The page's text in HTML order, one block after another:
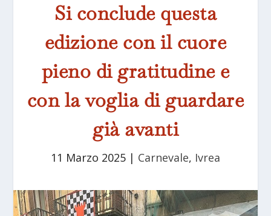
Si conclude questa
edizione con il cuore
pieno di gratitudine e
con la voglia di guardare
già avanti
11 Marzo 2025 | Carnevale, Ivrea